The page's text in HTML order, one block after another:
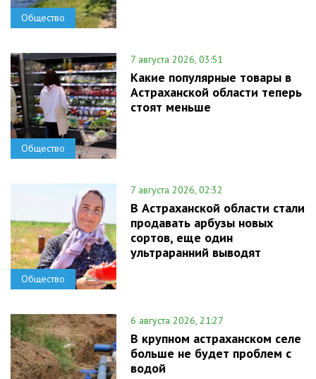
Общество
Общество
7 августа 2026, 03:51
Какие популярные товары в
Астраханской области теперь
стоят меньше
Общество
7 августа 2026, 02:32
В Астраханской области стали
продавать арбузы новых
сортов, еще один
ультраранний выводят
6 августа 2026, 21:27
В крупном астраханском селе
больше не будет проблем с
водой